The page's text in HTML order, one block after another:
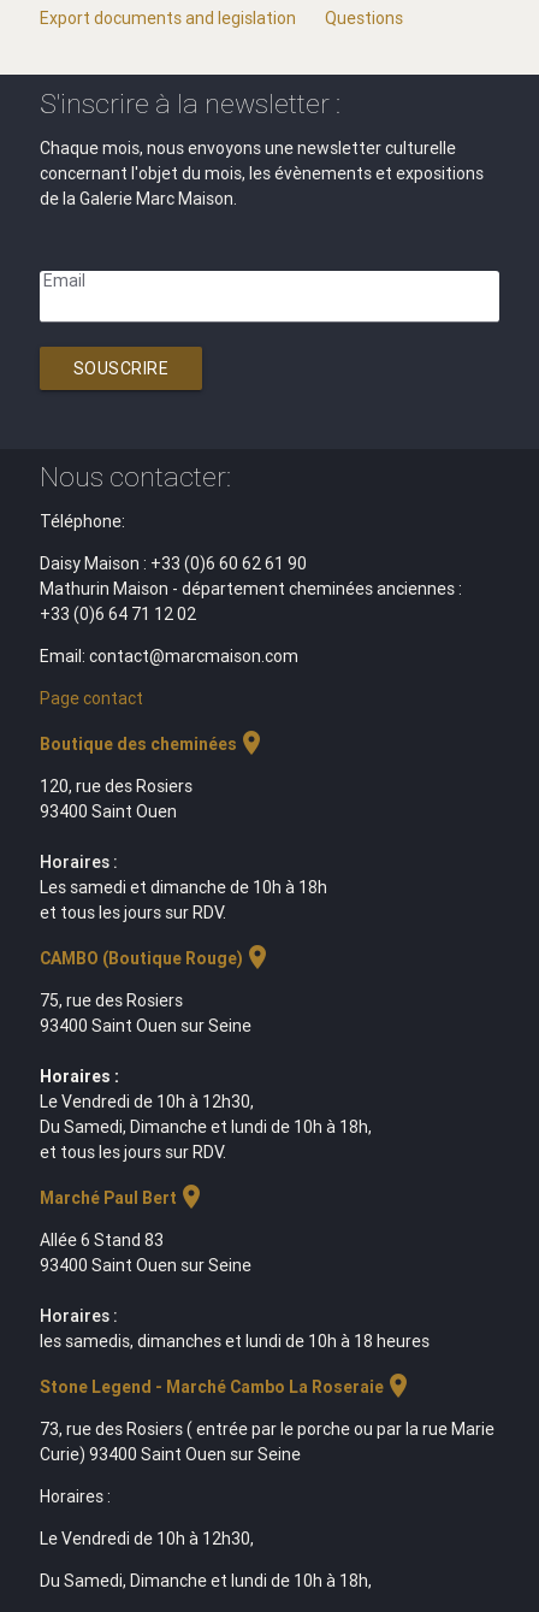
Export documents and legislation
Questions
S'inscrire à la newsletter :
Chaque mois, nous envoyons une newsletter culturelle
concernant l'objet du mois, les évènements et expositions
de la Galerie Marc Maison.
Email
SOUSCRIRE
Nous contacter:
Téléphone:
Daisy Maison : +33 (0)6 60 62 61 90
Mathurin Maison - département cheminées anciennes :
+33 (0)6 64 71 12 02
Email: contact@marcmaison.com
Page contact
Boutique des cheminées location_on
120, rue des Rosiers
93400 Saint Ouen
Horaires :
Les samedi et dimanche de 10h à 18h
et tous les jours sur RDV.
CAMBO (Boutique Rouge) location_on
75, rue des Rosiers
93400 Saint Ouen sur Seine
Horaires :
Le Vendredi de 10h à 12h30,
Du Samedi, Dimanche et lundi de 10h à 18h,
et tous les jours sur RDV.
Marché Paul Bert location_on
Allée 6 Stand 83
93400 Saint Ouen sur Seine
Horaires :
les samedis, dimanches et lundi de 10h à 18 heures
Stone Legend - Marché Cambo La Roseraielocation_on
73, rue des Rosiers ( entrée par le porche ou par la rue Marie
Curie) 93400 Saint Ouen sur Seine
Horaires :
Le Vendredi de 10h à 12h30,
Du Samedi, Dimanche et lundi de 10h à 18h,